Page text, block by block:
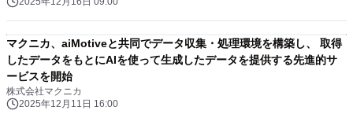
マクニカ、aiMotiveと共同でデータ収集・処理環境を構築し、 取得
したデータをもとにAIを使って生成したデータを提供する先進的サ
ービスを開始
株式会社マクニカ
2025年12月11日 16:00